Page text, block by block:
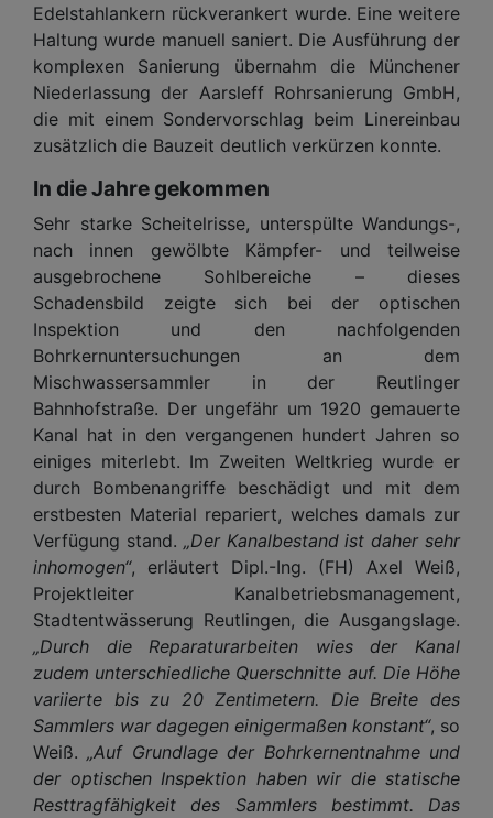
Edelstahlankern rückverankert wurde. Eine weitere
Haltung wurde manuell saniert. Die Ausführung der
komplexen Sanierung übernahm die Münchener
Niederlassung der Aarsleff Rohrsanierung GmbH,
die mit einem Sondervorschlag beim Linereinbau
zusätzlich die Bauzeit deutlich verkürzen konnte.
In die Jahre gekommen
Sehr starke Scheitelrisse, unterspülte Wandungs-,
nach innen gewölbte Kämpfer- und teilweise
ausgebrochene Sohlbereiche – dieses
Schadensbild zeigte sich bei der optischen
Inspektion und den nachfolgenden
Bohrkernuntersuchungen an dem
Mischwassersammler in der Reutlinger
Bahnhofstraße. Der ungefähr um 1920 gemauerte
Kanal hat in den vergangenen hundert Jahren so
einiges miterlebt. Im Zweiten Weltkrieg wurde er
durch Bombenangriffe beschädigt und mit dem
erstbesten Material repariert, welches damals zur
Verfügung stand. „Der Kanalbestand ist daher sehr
inhomogen“, erläutert Dipl.-Ing. (FH) Axel Weiß,
Projektleiter Kanalbetriebsmanagement,
Stadtentwässerung Reutlingen, die Ausgangslage.
„Durch die Reparaturarbeiten wies der Kanal
zudem unterschiedliche Querschnitte auf. Die Höhe
variierte bis zu 20 Zentimetern. Die Breite des
Sammlers war dagegen einigermaßen konstant“, so
Weiß. „Auf Grundlage der Bohrkernentnahme und
der optischen Inspektion haben wir die statische
Resttragfähigkeit des Sammlers bestimmt. Das